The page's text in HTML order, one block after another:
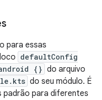
para essas
defaultConfig
{} do arquivo
do seu módulo. É
padrão para diferentes